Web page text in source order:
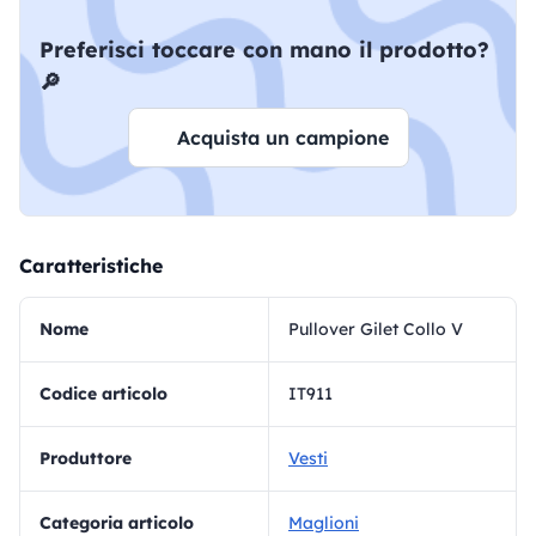
Preferisci toccare con mano il prodotto?
🔎
Acquista un campione
Caratteristiche
Nome Pullover Gilet Collo V
Codice articolo IT911
Produttore Vesti
Categoria articolo Maglioni